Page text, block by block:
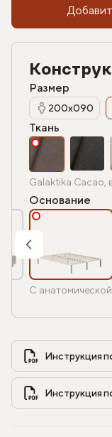
Размер
200х090
Ткань
Galaktika Cacao,
Основание
С
Инструкция